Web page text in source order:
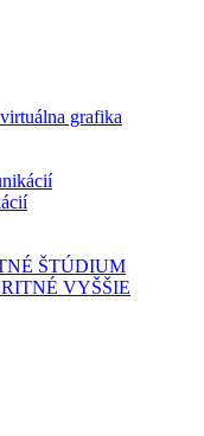
grafika
ŠTÚDIUM
VYŠŠIE